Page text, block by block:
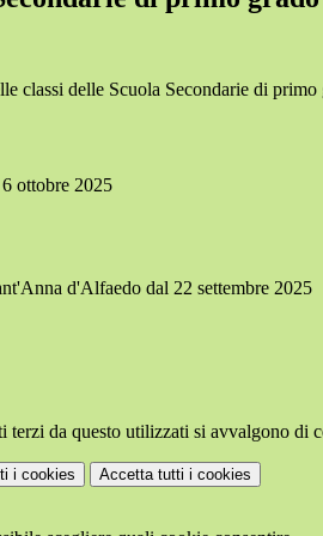
classi delle Scuola Secondarie di primo
ottobre 2025
d'Alfaedo dal 22 settembre 2025
terzi da questo utilizzati si avvalgono di
i cookies Accetta tutti i cookies